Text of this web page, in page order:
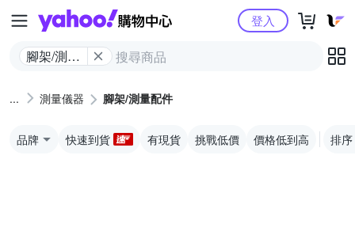
Yahoo購物中心
腳架/測量
登入
測量儀器 腳架/測量配件
品牌 快速到貨 有現貨 挑戰低價 價格低到高 排序